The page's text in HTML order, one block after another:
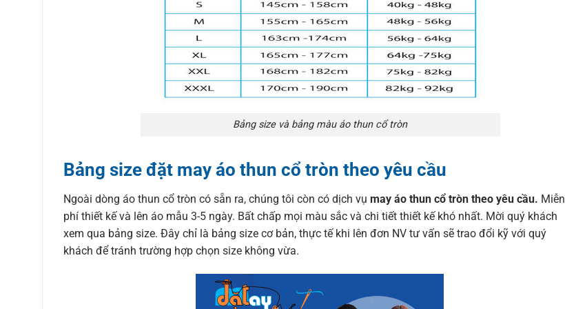
Bảng size và bảng màu áo thun cổ tròn
Bảng size đặt may áo thun cổ tròn theo yêu cầu
Ngoài dòng áo thun cổ tròn có sẵn ra, chúng tôi còn có dịch vụ may áo thun cổ tròn theo yêu cầu. Miễn
phí thiết kế và lên áo mẫu 3-5 ngày. Bất chấp mọi màu sắc và chi tiết thiết kế khó nhất. Mời quý khách
xem qua bảng size. Đây chỉ là bảng size cơ bản, thực tế khi lên đơn NV tư vấn sẽ trao đổi kỹ với quý
khách để tránh trường hợp chọn size không vừa.